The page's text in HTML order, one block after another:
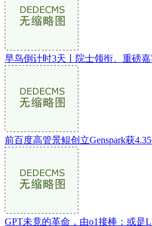
早鸟倒计时3天丨院士领衔、重磅
前百度高管景鲲创立Genspark获4.35
GPT未竟的革命，由o1接棒：或是